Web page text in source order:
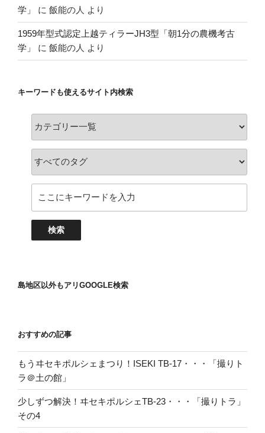
学」
に 飯能の人 より
1959年型式認定上越ティラーJH3型「朝1分の農機考古
学」
に 飯能の人 より
キーワードも使えるサイト内検索
島地区以外もアリGOOGLE検索
おすすめの記事
もうヰセキポルシェまつり！ISEKI TB-17・・・「撮りト
ラ＠土の館」
少しずつ解決！ヰセキポルシェTB-23・・・「撮りトラ」
その4